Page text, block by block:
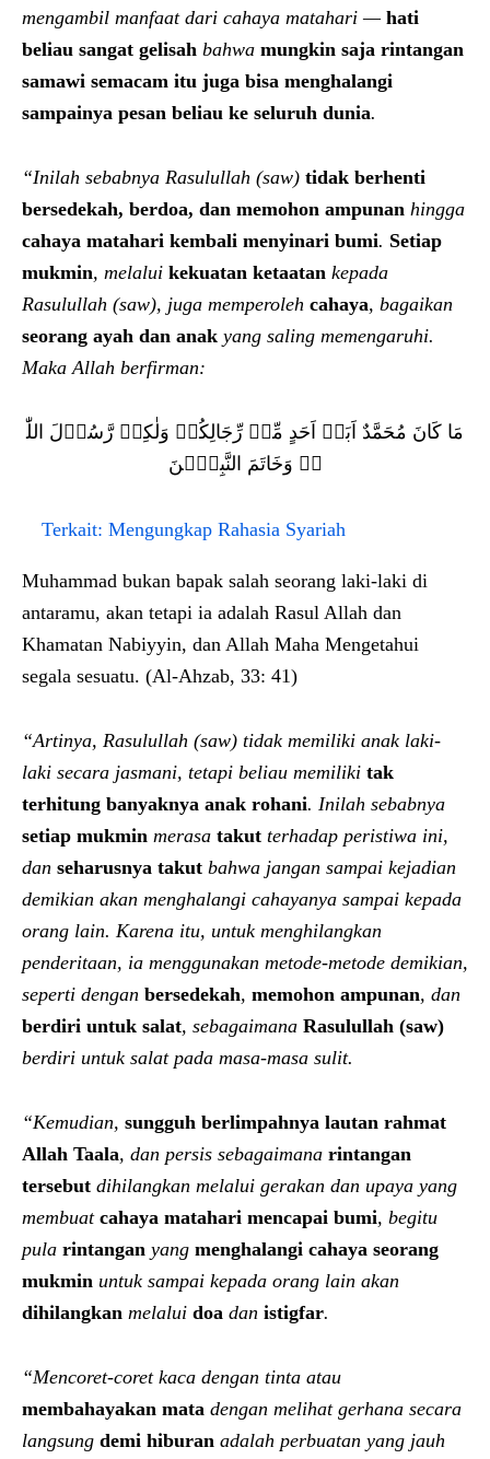
mengambil manfaat dari cahaya matahari — hati
beliau sangat gelisah bahwa mungkin saja rintangan
samawi semacam itu juga bisa menghalangi
sampainya pesan beliau ke seluruh dunia.
“Inilah sebabnya Rasulullah (saw) tidak berhenti
bersedekah, berdoa, dan memohon ampunan hingga
cahaya matahari kembali menyinari bumi. Setiap
mukmin, melalui kekuatan ketaatan kepada
Rasulullah (saw), juga memperoleh cahaya, bagaikan
seorang ayah dan anak yang saling memengaruhi.
Maka Allah berfirman:
مَا کَانَ مُحَمَّدٌ اَبَاۤ اَحَدٍ مِّنۡ رِّجَالِکُمۡ وَلٰکِنۡ رَّسُوۡلَ اللّٰ
ہِ وَخَاتَمَ النَّبِیّٖنَ
Terkait: Mengungkap Rahasia Syariah
Muhammad bukan bapak salah seorang laki-laki di
antaramu, akan tetapi ia adalah Rasul Allah dan
Khamatan Nabiyyin, dan Allah Maha Mengetahui
segala sesuatu. (Al-Ahzab, 33: 41)
“Artinya, Rasulullah (saw) tidak memiliki anak laki-
laki secara jasmani, tetapi beliau memiliki tak
terhitung banyaknya anak rohani. Inilah sebabnya
setiap mukmin merasa takut terhadap peristiwa ini,
dan seharusnya takut bahwa jangan sampai kejadian
demikian akan menghalangi cahayanya sampai kepada
orang lain. Karena itu, untuk menghilangkan
penderitaan, ia menggunakan metode-metode demikian,
seperti dengan bersedekah, memohon ampunan, dan
berdiri untuk salat, sebagaimana Rasulullah (saw)
berdiri untuk salat pada masa-masa sulit.
“Kemudian, sungguh berlimpahnya lautan rahmat
Allah Taala, dan persis sebagaimana rintangan
tersebut dihilangkan melalui gerakan dan upaya yang
membuat cahaya matahari mencapai bumi, begitu
pula rintangan yang menghalangi cahaya seorang
mukmin untuk sampai kepada orang lain akan
dihilangkan melalui doa dan istigfar.
“Mencoret-coret kaca dengan tinta atau
membahayakan mata dengan melihat gerhana secara
langsung demi hiburan adalah perbuatan yang jauh